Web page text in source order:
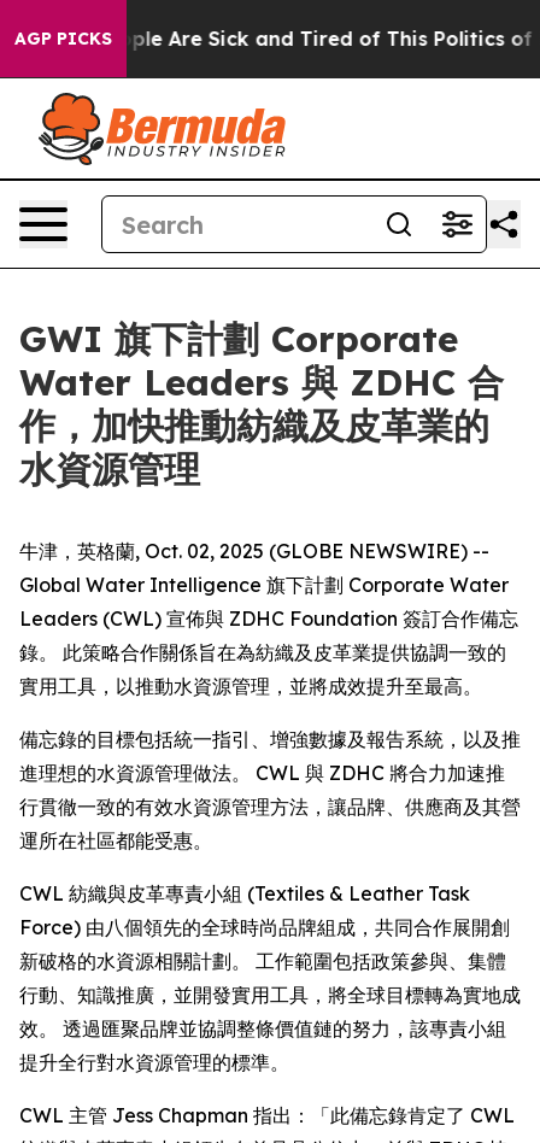
AGP PICKS
“People Are Sick and Tired of This Politics of
GWI 旗下計劃 Corporate
Water Leaders 與 ZDHC 合
作，加快推動紡織及皮革業的
水資源管理
牛津，英格蘭, Oct. 02, 2025 (GLOBE NEWSWIRE) --
Global Water Intelligence 旗下計劃 Corporate Water
Leaders (CWL) 宣佈與 ZDHC Foundation 簽訂合作備忘
錄。 此策略合作關係旨在為紡織及皮革業提供協調一致的
實用工具，以推動水資源管理，並將成效提升至最高。
備忘錄的目標包括統一指引、增強數據及報告系統，以及推
進理想的水資源管理做法。 CWL 與 ZDHC 將合力加速推
行貫徹一致的有效水資源管理方法，讓品牌、供應商及其營
運所在社區都能受惠。
CWL 紡織與皮革專責小組 (Textiles & Leather Task
Force) 由八個領先的全球時尚品牌組成，共同合作展開創
新破格的水資源相關計劃。 工作範圍包括政策參與、集體
行動、知識推廣，並開發實用工具，將全球目標轉為實地成
效。 透過匯聚品牌並協調整條價值鏈的努力，該專責小組
提升全行對水資源管理的標準。
CWL 主管 Jess Chapman 指出：「此備忘錄肯定了 CWL